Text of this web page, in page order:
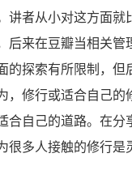
讲者从小对这方面就
后来在豆瓣当相关管
的探索有所限制，但
，修行或适合自己的
合自己的道路。在分
很多人接触的修行是